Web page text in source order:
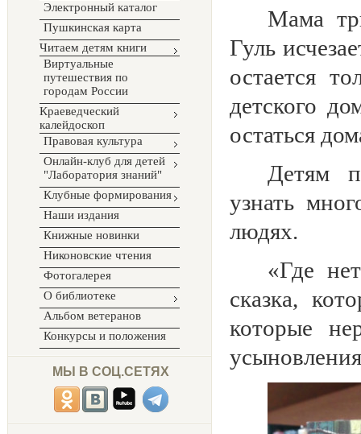
Электронный каталог
Пушкинская карта
Читаем детям книги
Виртуальные
путешествия по
городам России
Краеведческий
калейдоскоп
Правовая культура
Онлайн-клуб для детей
"Лаборатория знаний"
Клубные формирования
Наши издания
Книжные новинки
Никоновские чтения
Фотогалерея
О библиотеке
Альбом ветеранов
Конкурсы и положения
МЫ В СОЦ.СЕТЯХ
Мама
Гуль
остается
детского
остаться
Детям
узнать
людях.
«Где
сказка,
которые